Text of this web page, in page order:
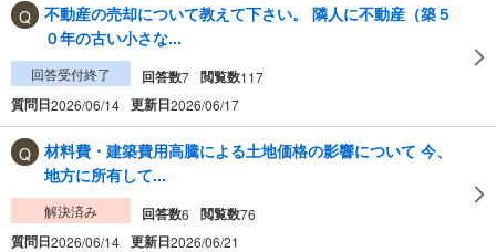
不動産の売却について教えて下さい。 隣人に不動産（築５
０年の古い小さな...
回答受付終了 回答数7 閲覧数117
質問日2026/06/14 更新日2026/06/17
材料費・建築費用高騰による土地価格の影響について 今、
地方に所有して...
解決済み 回答数6 閲覧数76
質問日2026/06/14 更新日2026/06/21